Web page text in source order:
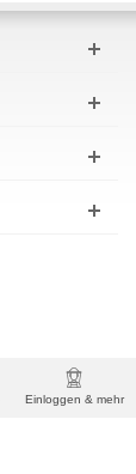
Einloggen & mehr